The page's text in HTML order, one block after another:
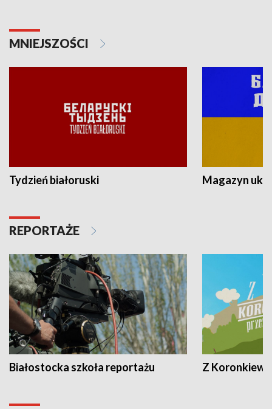
MNIEJSZOŚCI
Tydzień białoruski Magazyn
REPORTAŻE
Białostocka szkoła reportażu Z